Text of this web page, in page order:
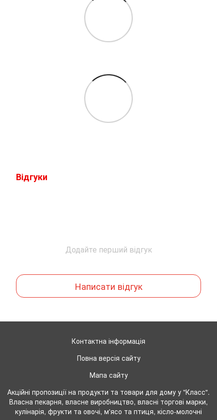
Відгуки
Додайте перший відгук
Написати відгук
Контактна інформація
Повна версія сайту
Мапа сайту
Акційні пропозиції на продукти та товари для дому у "Класс".
Власна пекарня, власне виробництво, власні торгові марки,
кулінарія, фрукти та овочі, м'ясо та птиця, кісло-молочні